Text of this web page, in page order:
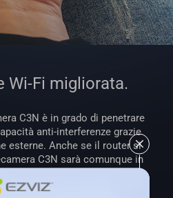
Wi-Fi migliorata.
C3N è in grado di penetrare
anti-interferenze grazie
esterne. Anche se il router si
C3N sarà comunque in